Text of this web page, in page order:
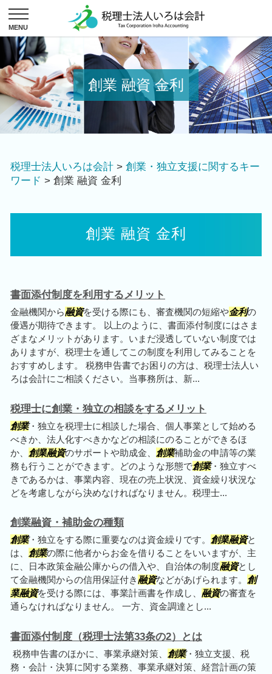
創業 融資 金利
税理士法人いろは会計 > 創業・独立支援に関するキー
ワード > 創業 融資 金利
創業 融資 金利
書面添付制度を利用するメリット
金融機関から融資を受ける際にも、審査機関の短縮や金利の
優遇が期待できます。 以上のように、書面添付制度にはさま
ざまなメリットがあります。いまだ浸透していない制度では
ありますが、税理士を通してこの制度を利用してみることを
おすすめします。 税務申告書でお困りの方は、税理士法人い
ろは会計にご相談ください。当事務所は、新...
税理士に創業・独立の相談をするメリット
創業・独立を税理士に相談した場合、個人事業として始める
べきか、法人化すべきかなどの相談にのることができるほ
か、 創業融資のサポートや助成金、 創業補助金の申請等の業
務も行うことができます。どのような形態で創業・独立すべ
きであるかは、事業内容、現在の売上状況、資金繰り状況な
どを考慮しながら決めなければなりません。税理士...
創業融資・補助金の種類
創業・独立をする際に重要なのは資金繰りです。 創業融資と
は、 創業の際に他者からお金を借りることをいいますが、主
に、日本政策金融公庫からの借入や、自治体の制度融資とし
て金融機関からの信用保証付き 融資などがあげられます。 創
業融資を受ける際には、事業計画書を作成し、 融資の審査を
通らなければなりません。 一方、資金調達とし...
書面添付制度（税理士法第33条の2）とは
税務申告書のほかに、事業承継対策、 創業・独立支援、税
務・会計・決算に関する業務、事業承継対策、経営計画の策